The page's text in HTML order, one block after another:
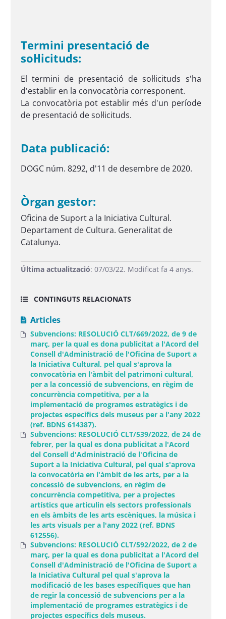
Termini presentació de
sol·licituds:
El termini de presentació de sol·licituds s'ha
d'establir en la convocatòria corresponent.
La convocatòria pot establir més d'un període
de presentació de sol·licituds.
Data publicació:
DOGC núm. 8292, d'11 de desembre de 2020.
Òrgan gestor:
Oficina de Suport a la Iniciativa Cultural.
Departament de Cultura. Generalitat de
Catalunya.
Última actualització: 07/03/22. Modificat fa 4 anys.
CONTINGUTS RELACIONATS
Articles
Subvencions: RESOLUCIÓ CLT/669/2022, de 9 de
març, per la qual es dona publicitat a l'Acord del
Consell d'Administració de l'Oficina de Suport a
la Iniciativa Cultural, pel qual s'aprova la
convocatòria en l'àmbit del patrimoni cultural,
per a la concessió de subvencions, en règim de
concurrència competitiva, per a la
implementació de programes estratègics i de
projectes específics dels museus per a l'any 2022
(ref. BDNS 614387).
Subvencions: RESOLUCIÓ CLT/539/2022, de 24 de
febrer, per la qual es dona publicitat a l'Acord
del Consell d'Administració de l'Oficina de
Suport a la Iniciativa Cultural, pel qual s'aprova
la convocatòria en l'àmbit de les arts, per a la
concessió de subvencions, en règim de
concurrència competitiva, per a projectes
artístics que articulin els sectors professionals
en els àmbits de les arts escèniques, la música i
les arts visuals per a l'any 2022 (ref. BDNS
612556).
Subvencions: RESOLUCIÓ CLT/592/2022, de 2 de
març, per la qual es dona publicitat a l'Acord del
Consell d'Administració de l'Oficina de Suport a
la Iniciativa Cultural pel qual s'aprova la
modificació de les bases específiques que han
de regir la concessió de subvencions per a la
implementació de programes estratègics i de
projectes específics dels museus.